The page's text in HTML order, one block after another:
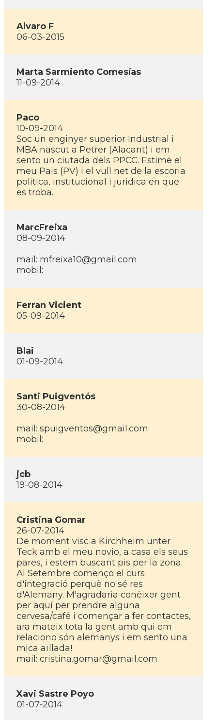
Alvaro F
06-03-2015
Marta Sarmiento Comesí­as
11-09-2014
Paco
10-09-2014
Soc un enginyer superior Industrial i
MBA nascut a Petrer (Alacant) i em
sento un ciutada dels PPCC. Estime el
meu Pais (PV) i el vull net de la escoria
politica, institucional i juridica en que
es troba.
MarcFreixa
08-09-2014
mail: mfreixa10@gmail.com
mobil:
Ferran Vicient
05-09-2014
Blai
01-09-2014
Santi Puigventós
30-08-2014
mail: spuigventos@gmail.com
mobil:
jcb
19-08-2014
Cristina Gomar
26-07-2014
De moment visc a Kirchheim unter
Teck amb el meu novio, a casa els seus
pares, i estem buscant pis per la zona.
Al Setembre començo el curs
d'integració perquè no sé res
d'Alemany. M'agradaria conèixer gent
per aquí­ per prendre alguna
cervesa/café i començar a fer contactes,
ara mateix tota la gent amb qui em
relaciono són alemanys i em sento una
mica aïllada!
mail: cristina.gomar@gmail.com
Xavi Sastre Poyo
01-07-2014